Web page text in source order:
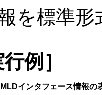
を標準形
行例］
インタフェース情報の